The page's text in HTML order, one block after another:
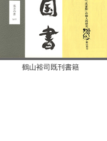
鶴山裕司既刊書籍